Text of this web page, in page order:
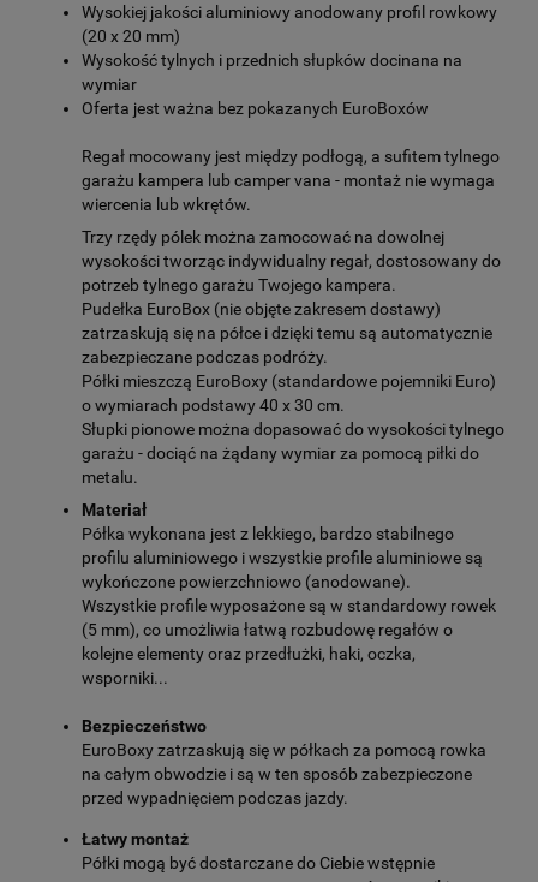
Wysokiej jakości aluminiowy anodowany profil rowkowy
(20 x 20 mm)
Wysokość tylnych i przednich słupków docinana na
wymiar
Oferta jest ważna bez pokazanych EuroBoxów
Regał mocowany jest między podłogą, a sufitem tylnego
garażu kampera lub camper vana - montaż nie wymaga
wiercenia lub wkrętów.
Trzy rzędy pólek można zamocować na dowolnej
wysokości tworząc indywidualny regał, dostosowany do
potrzeb tylnego garażu Twojego kampera.
Pudełka EuroBox (nie objęte zakresem dostawy)
zatrzaskują się na półce i dzięki temu są automatycznie
zabezpieczane podczas podróży.
Półki mieszczą EuroBoxy (standardowe pojemniki Euro)
o wymiarach podstawy 40 x 30 cm.
Słupki pionowe można dopasować do wysokości tylnego
garażu - dociąć na żądany wymiar za pomocą piłki do
metalu.
Materiał
Półka wykonana jest z lekkiego, bardzo stabilnego
profilu aluminiowego i wszystkie profile aluminiowe są
wykończone powierzchniowo (anodowane).
Wszystkie profile wyposażone są w standardowy rowek
(5 mm), co umożliwia łatwą rozbudowę regałów o
kolejne elementy oraz przedłużki, haki, oczka,
wsporniki...
Bezpieczeństwo
EuroBoxy zatrzaskują się w półkach za pomocą rowka
na całym obwodzie i są w ten sposób zabezpieczone
przed wypadnięciem podczas jazdy.
Łatwy montaż
Półki mogą być dostarczane do Ciebie wstępnie